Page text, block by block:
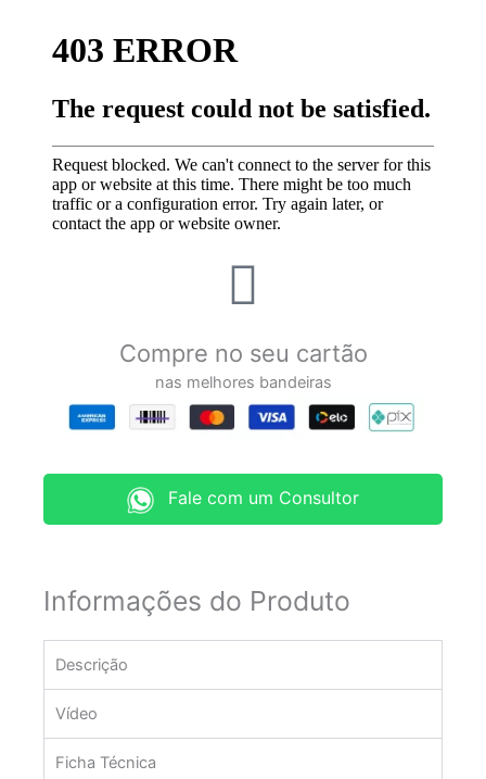
Compre no seu cartão
nas melhores bandeiras
Fale com um Consultor
Informações do Produto
Descrição
Vídeo
Ficha Técnica